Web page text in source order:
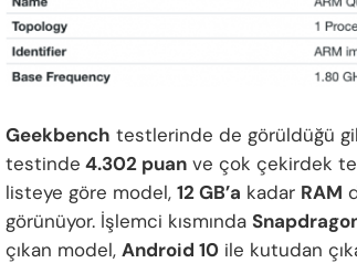
Geekbench testlerinde de görüldüğü
testinde 4.302 puan ve çok çekirdek
listeye göre model, 12 GB’a kadar RAM
görünüyor. İşlemci kısmında
çıkan model, Android 10 ile kutudan